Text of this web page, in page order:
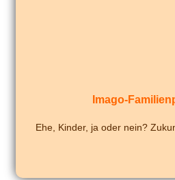
Imago-
Ehe, Kinder, ja oder nein?